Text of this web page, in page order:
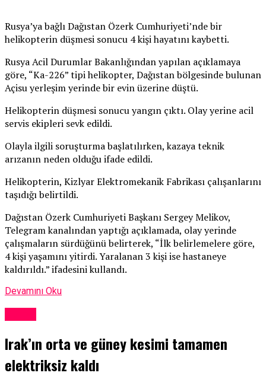
Rusya’ya bağlı Dağıstan Özerk Cumhuriyeti’nde bir
helikopterin düşmesi sonucu 4 kişi hayatını kaybetti.
Rusya Acil Durumlar Bakanlığından yapılan açıklamaya
göre, “Ka-226” tipi helikopter, Dağıstan bölgesinde bulunan
Açisu yerleşim yerinde bir evin üzerine düştü.
Helikopterin düşmesi sonucu yangın çıktı. Olay yerine acil
servis ekipleri sevk edildi.
Olayla ilgili soruşturma başlatılırken, kazaya teknik
arızanın neden olduğu ifade edildi.
Helikopterin, Kizlyar Elektromekanik Fabrikası çalışanlarını
taşıdığı belirtildi.
Dağıstan Özerk Cumhuriyeti Başkanı Sergey Melikov,
Telegram kanalından yaptığı açıklamada, olay yerinde
çalışmaların sürdüğünü belirterek, “İlk belirlemelere göre,
4 kişi yaşamını yitirdi. Yaralanan 3 kişi ise hastaneye
kaldırıldı.” ifadesini kullandı.
Devamını Oku
Irak’ın orta ve güney kesimi tamamen
elektriksiz kaldı